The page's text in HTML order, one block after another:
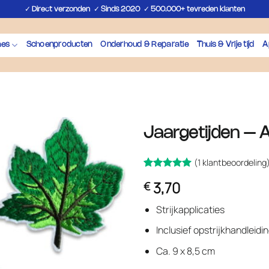
✓ Direct verzonden✓ Sinds 2020✓ 500.000+ tevreden klanten
Schoenproducten Onderhoud & Reparatie Thuis & Vrije tijd
Jaargetijden –
5op 5
gebaseerd
opklant
waardering
(1
€3,70
Strijkapplicaties
Inclusief
Ca. 9 x 8,5 cm